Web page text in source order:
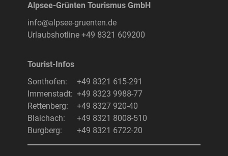
Alpsee-Grünten Tourismus GmbH
info@alpsee-gruenten.de
Urlaubshotline +49 8321 609200
Tourist-Infos
Sonthofen:
+49 8321 615-291
Immenstadt: +49 8323 9988-77
Rettenberg:
+49 8327 920-40
Blaichach:
+49 8321 8008-510
Burgberg:
+49 8321 6722-20